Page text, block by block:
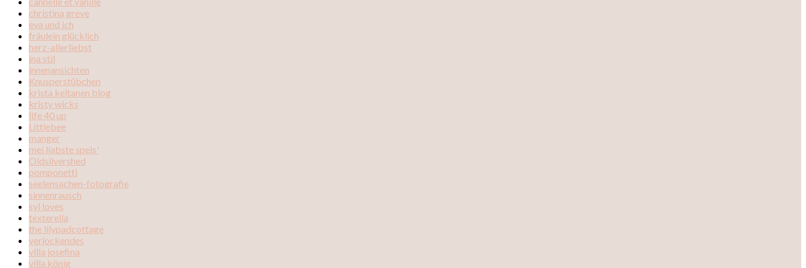
christina greve
eva und ich
fräulein glücklich
herz-allerliebst
ina stil
innenansichten
Knusperstübchen
krista keltanen blog
kristy wicks
life 40 up
Littlebee
manger
mei liabste speis'
Oldsilvershed
pomponetti
seelensachen-fotografie
sinnenrausch
syl loves
texterella
the lilypadcottage
verlockendes
villa josefina
villa könig